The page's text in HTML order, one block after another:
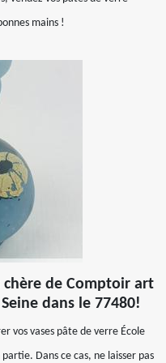
mains !
de Comptoir art
dans le 77480!
vos vases pâte de verre École
Dans ce cas, ne laisser pas